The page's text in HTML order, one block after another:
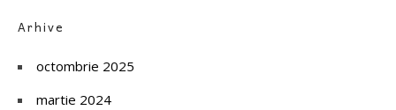
Arhive
octombrie 2025
martie 2024